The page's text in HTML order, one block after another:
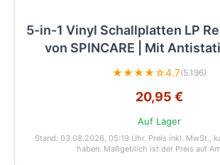
5-in-1 Vinyl Schallplatten LP
von SPINCARE | Mit
★★★★☆4.7(5.196)
20,95 €
Auf Lager
Stand: 03.08.2026, 05:19 Uhr. Preis inkl. MwSt.,
haben. Maßgeblich ist der Preis auf